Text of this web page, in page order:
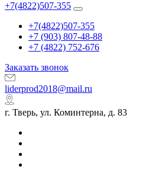
+7(4822)507-355
+7(4822)507-355
+7 (903) 807-48-88
+7 (4822) 752-676
Заказать звонок
liderprod2018@mail.ru
г. Тверь, ул. Коминтерна, д. 83